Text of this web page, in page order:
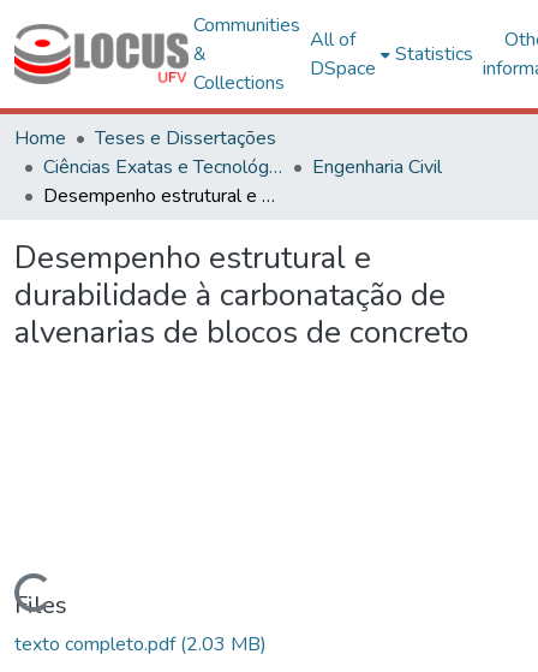
Communities
&
Collections
All of
DSpace
Statistics
Home
Teses e Dissertações
Ciências Exatas e Tecnológicas
Engenharia Civil
Desempenho estrutural e durabilidade à carbonatação de alvenarias de blocos de concreto
Desempenho estrutural e
durabilidade à carbonatação de
alvenarias de blocos de concreto
Loading...
Files
texto completo.pdf(2.03 MB)